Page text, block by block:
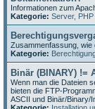
Informationen zum
Kategorie: Server, PHP
Zusammenfassung, wie
Kategorie:
Binär (BINARY) !=
Wenn man die Dateien
bieten die FTP-
ASCII und Binär/Binary/